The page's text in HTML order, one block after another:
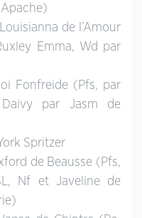
de l’Amour
Emma, Wd par
Fonfreide (Pfs, par
par Jasm de
Spritzer
de Beausse (Pfs,
Nf et Javeline de